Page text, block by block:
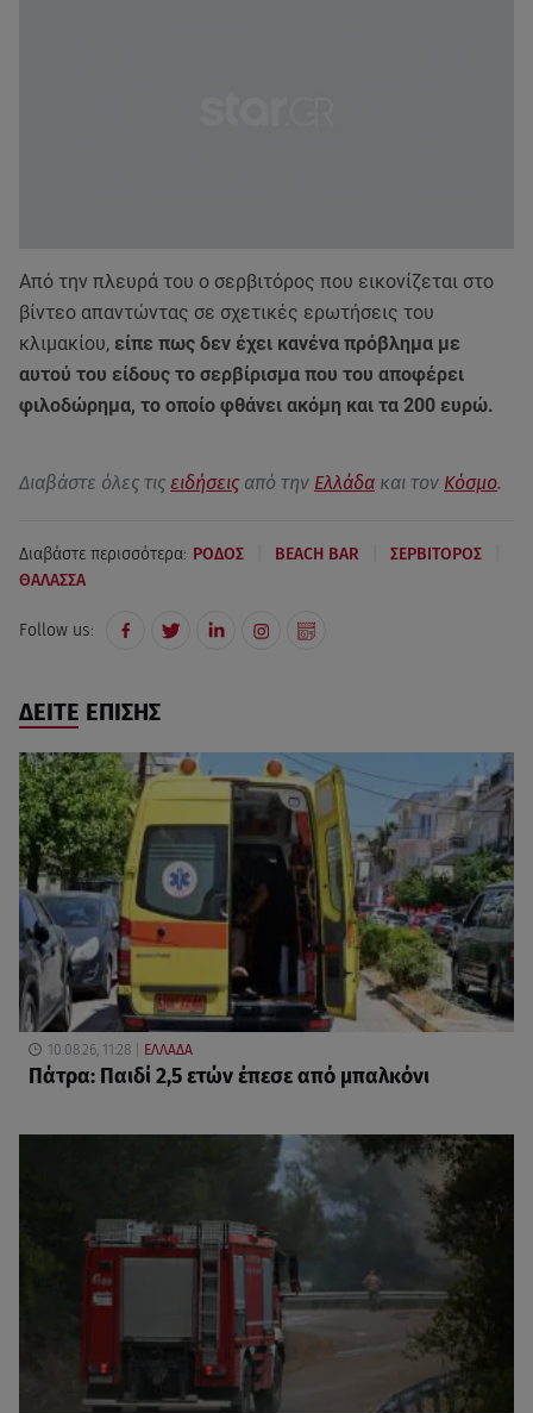
Από την πλευρά του ο σερβιτόρος που εικονίζεται στο
βίντεο απαντώντας σε σχετικές ερωτήσεις του
κλιμακίου, είπε πως δεν έχει κανένα πρόβλημα με
αυτού του είδους το σερβίρισμα που του αποφέρει
φιλοδώρημα, το οποίο φθάνει ακόμη και τα 200 ευρώ.
Διαβάστε όλες τις ειδήσεις από την Ελλάδα και τον Κόσμο.
Διαβάστε περισσότερα: ΡΟΔΟΣ BEACH BAR ΣΕΡΒΙΤΟΡΟΣ
ΘΑΛΑΣΣΑ
Follow us:
ΔΕΙΤΕ ΕΠΙΣΗΣ
10.08.26, 11:28 ΕΛΛΑΔΑ
Πάτρα: Παιδί 2,5 ετών έπεσε από μπαλκόνι